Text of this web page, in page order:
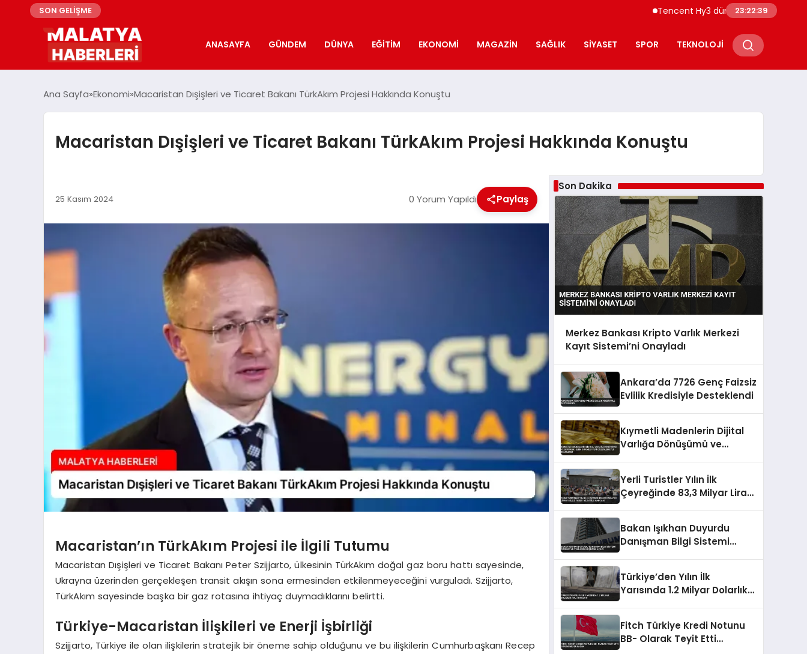
SON GELİŞME Tencent Hy3 dünya genelinde
23:22:40
ANASAYFA GÜNDEM DÜNYA EĞITIM EKONOMI MAGAZIN SAĞLIK SIYASET SPOR TEKNOLOJI
Ana Sayfa Ekonomi Macaristan Dışişleri ve Ticaret Bakanı TürkAkım Projesi Hakkında Konuştu
Macaristan Dışişleri ve Ticaret Bakanı TürkAkım Projesi Hakkında Konuştu
25 Kasım 2024 0 Yorum Yapıldı Paylaş
Macaristan’ın TürkAkım Projesi ile İlgili Tutumu
Macaristan Dışişleri ve Ticaret Bakanı Peter Szijjarto, ülkesinin TürkAkım doğal gaz boru hattı sayesinde,
Ukrayna üzerinden gerçekleşen transit akışın sona ermesinden etkilenmeyeceğini vurguladı. Szijjarto,
TürkAkım sayesinde başka bir gaz rotasına ihtiyaç duymadıklarını belirtti.
Türkiye-Macaristan İlişkileri ve Enerji İşbirliği
Szijjarto, Türkiye ile olan ilişkilerin stratejik bir öneme sahip olduğunu ve bu ilişkilerin Cumhurbaşkanı Recep
Son Dakika
Merkez Bankası Kripto Varlık Merkezi
Kayıt Sistemi’ni Onayladı
Ankara’da 7726 Genç Faizsiz
Evlilik Kredisiyle Desteklendi
Kıymetli Madenlerin Dijital
Varlığa Dönüşümü ve
Yerli Turistler Yılın İlk
Çeyreğinde 83,3 Milyar Lirayı
Bakan Işıkhan Duyurdu
Danışman Bilgi Sistemi
Türkiye’den Yılın İlk
Yarısında 1.2 Milyar Dolarlık
Fitch Türkiye Kredi Notunu
BB- Olarak Teyit Etti